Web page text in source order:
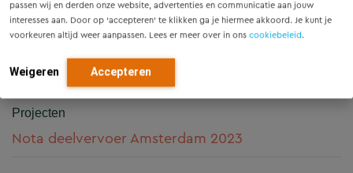
passen wij en derden onze website, advertenties en communicatie aan jouw
interesses aan. Door op ‘accepteren’ te klikken ga je hiermee akkoord. Je kunt je
voorkeuren altijd weer aanpassen. Lees er meer over in ons cookiebeleid.
Weigeren Accepteren
gewaardeerde adviseur en een echte teamspeler. Teun
denkt in oplossingen, vertaalt ideeën naar concrete
acties en weet anderen te inspireren om samen te
werken aan mobiliteit die werkt voor iedereen.
Projecten
Nota deelvervoer Amsterdam 2023